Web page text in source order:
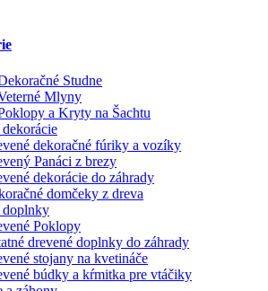
Studne
Mlyny
a Kryty na Šachtu
dekoračné fúriky a vozíky
Panáci z brezy
dekorácie do záhrady
domčeky z dreva
doplnky
Poklopy
drevené doplnky do záhrady
stojany na kvetináče
búdky a kŕmitka pre vtáčiky